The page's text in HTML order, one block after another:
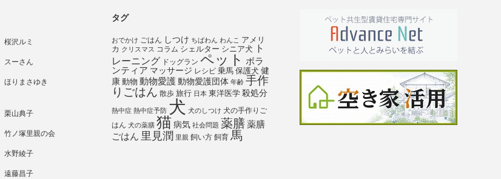
桜沢ルミ
スーさん
ほりまさゆき
栗山典子
竹ノ塚里親の会
水野綾子
遠藤昌子
タグ
おでかけ ごはん しつけ ちばわん わんこ アメリ
カ クリスマス コラム シェルター シニア犬
ト
レーニング ドッグラン ペット
ボラ
ンティア マッサージ レシピ 乗馬 保護犬 健
康 動物 動物愛護動物愛護団体 年齢 手作
りごはん 散歩 旅行 日本 東洋医学 殺処分
熱中症 熱中症予防 犬 犬のしつけ 犬の手作りご
はん 犬の薬膳 猫 病気 社会問題 薬膳薬膳
ごはん 里見潤 里親 飼い方 飼育 馬